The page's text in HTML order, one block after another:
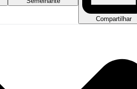
Compartilhar